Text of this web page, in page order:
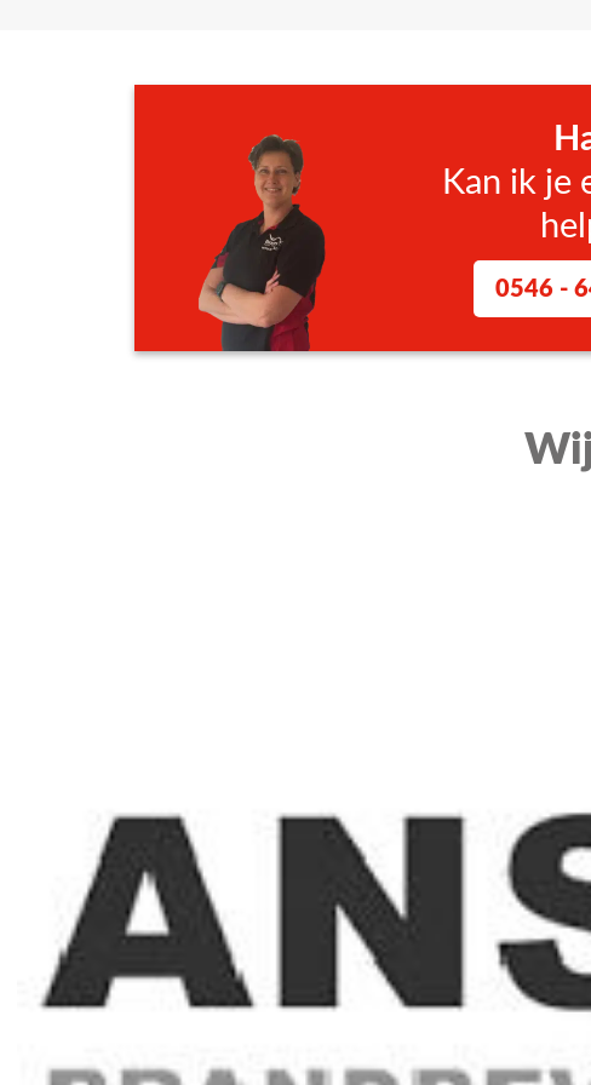
Risico’s van elektriciteit – Oorzaken van ongevallen
Voorkomen van ongevallen, wat je moet weten en
Basiskennis elektriciteit (begrippen):
Spanning
Stroom en weerstand
Elektrotechnische tekeningen
Vervangen wandcontactdoos
Vervangen TL-buis
Procedure veilig handelen
Werkzaamheden in bijzondere ruimten
Vaststellen welke werkzaamheden een VOP mag
Herinstructie
Een Voldoende Onderricht Persoon moet periodiek
Kan ik je
0546 -